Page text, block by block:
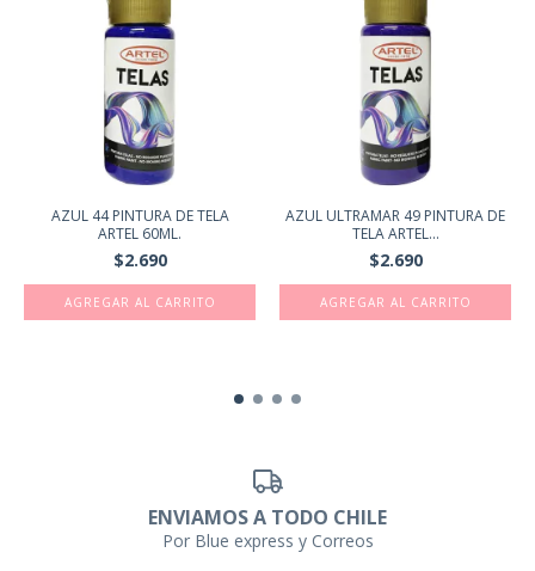
AZUL 44 PINTURA DE TELA
ARTEL 60ML.
$2.690
AZUL ULTRAMAR 49 PINTURA DE
TELA ARTEL...
$2.690
ENVIAMOS A TODO CHILE
Por Blue express y Correos